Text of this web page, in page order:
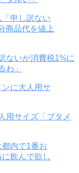
ないが消費税1%に
わ」
用サイズ「ブタメ